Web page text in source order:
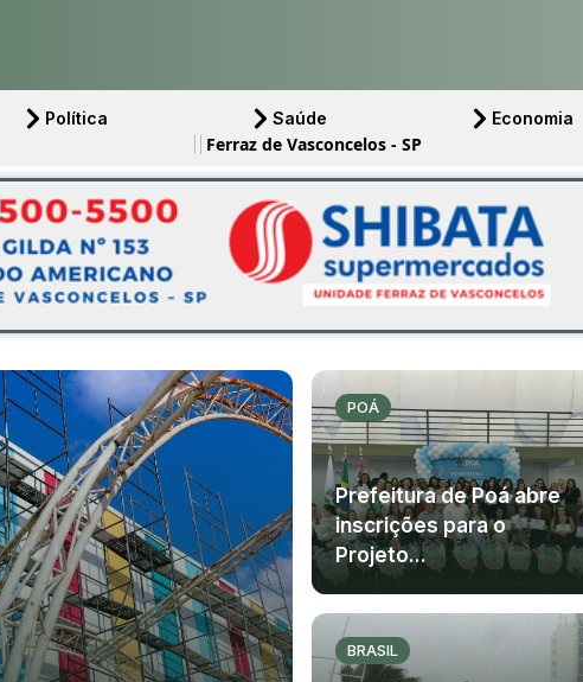
Política Saúde Economia
Ferraz de Vasconcelos - SP
POÁ
Prefeitura de Poá abre
inscrições para o
Projeto...
BRASIL